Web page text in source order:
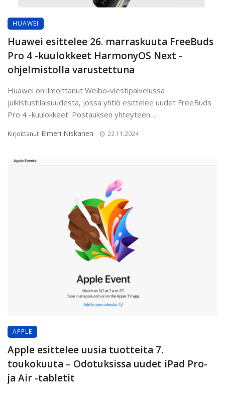
HUAWEI
Huawei esittelee 26. marraskuuta FreeBuds
Pro 4 -kuulokkeet HarmonyOS Next -
ohjelmistolla varustettuna
Huawei on ilmoittanut Weibo-viestipalvelussa
julkistustilaisuudesta, jossa yhtiö esittelee uudet FreeBuds
Pro 4 -kuulokkeet. Postauksen yhteyteen ...
Kirjoittanut Elmeri Niskanen 22.11.2024
APPLE
Apple esittelee uusia tuotteita 7.
toukokuuta – Odotuksissa uudet iPad Pro-
ja Air -tabletit